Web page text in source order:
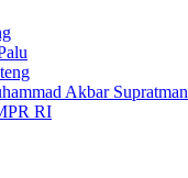
Akbar Supratman
RI